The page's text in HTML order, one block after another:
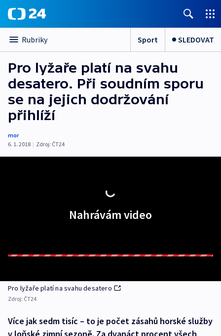
Rubriky Sport SLEDOVAT
Pro lyžaře platí na svahu
desatero. Při soudním sporu
se na jejich dodržování
přihlíží
mor
6. 1. 2018 | Zdroj: ČT24
Nahrávám video
Pro lyžaře platí na svahu desatero
Zdroj: ČT24
Více jak sedm tisíc – to je počet zásahů horské služby